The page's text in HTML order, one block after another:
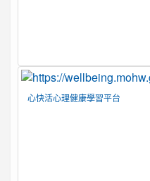
心快活心理健康學習平台